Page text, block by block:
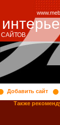
САЙТОВ
Добавить сайт
Также